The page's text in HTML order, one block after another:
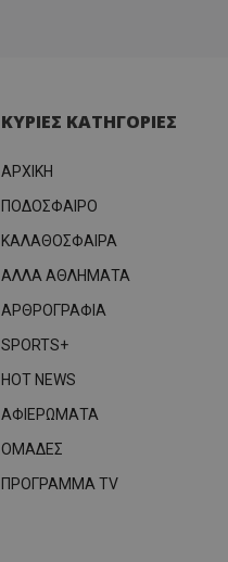
ΚΥΡΙΕΣ ΚΑΤΗΓΟΡΙΕΣ
ΑΡΧΙΚΗ
ΠΟΔΟΣΦΑΙΡΟ
ΚΑΛΑΘΟΣΦΑΙΡΑ
ΑΛΛΑ ΑΘΛΗΜΑΤΑ
ΑΡΘΡΟΓΡΑΦΙΑ
SPORTS+
HOT NEWS
ΑΦΙΕΡΩΜΑΤΑ
ΟΜΑΔΕΣ
ΠΡΟΓΡΑΜΜΑ TV